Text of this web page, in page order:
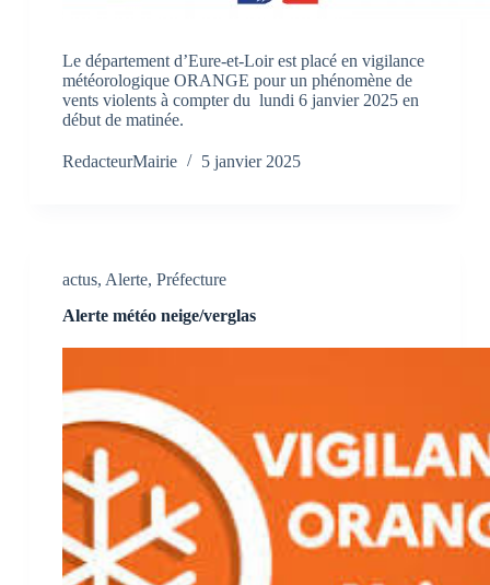
Le département d’Eure-et-Loir est placé en vigilance
météorologique ORANGE pour un phénomène de
vents violents à compter du lundi 6 janvier 2025 en
début de matinée.
RedacteurMairie 5 janvier 2025
actus, Alerte, Préfecture
Alerte météo neige/verglas